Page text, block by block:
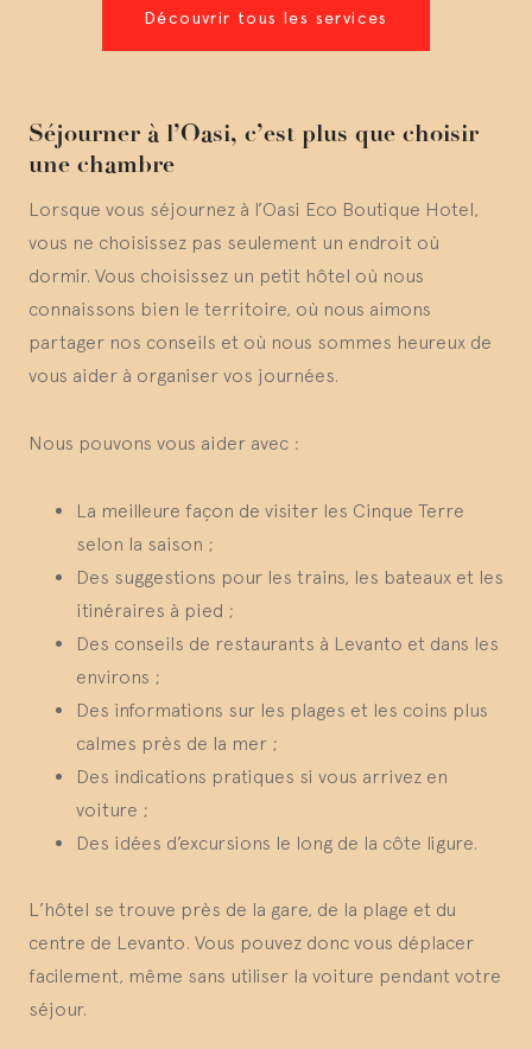
Découvrir tous les services
Séjourner à l’Oasi, c’est plus que choisir
une chambre
Lorsque vous séjournez à l’Oasi Eco Boutique Hotel,
vous ne choisissez pas seulement un endroit où
dormir. Vous choisissez un petit hôtel où nous
connaissons bien le territoire, où nous aimons
partager nos conseils et où nous sommes heureux de
vous aider à organiser vos journées.
Nous pouvons vous aider avec :
La meilleure façon de visiter les Cinque Terre
selon la saison ;
Des suggestions pour les trains, les bateaux et les
itinéraires à pied ;
Des conseils de restaurants à Levanto et dans les
environs ;
Des informations sur les plages et les coins plus
calmes près de la mer ;
Des indications pratiques si vous arrivez en
voiture ;
Des idées d’excursions le long de la côte ligure.
L’hôtel se trouve près de la gare, de la plage et du
centre de Levanto. Vous pouvez donc vous déplacer
facilement, même sans utiliser la voiture pendant votre
séjour.